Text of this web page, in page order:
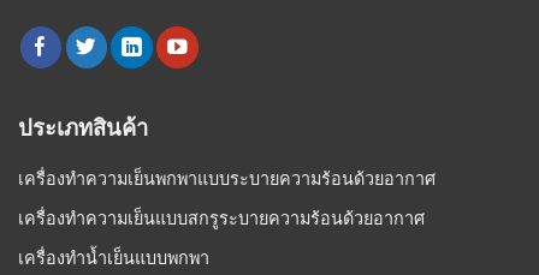
ประเภทสินค้า
เครื่องทำความเย็นพกพาแบบระบายความร้อนด้วยอากาศ
เครื่องทำความเย็นแบบสกรูระบายความร้อนด้วยอากาศ
เครื่องทำน้ำเย็นแบบพกพา